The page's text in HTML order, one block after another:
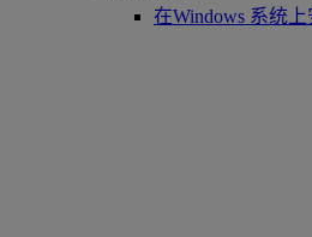
在Windows 系统上